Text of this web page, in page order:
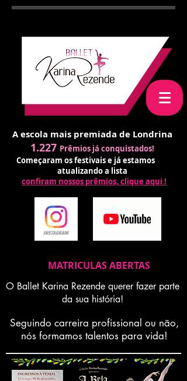
A escola mais premiada de Londrina
1.227 Prêmios já conquistados!
Começaram os festivais e já estamos
atualizando a lista
confiram nossos prêmios, clique aqui !
MATRICULAS ABERTAS
O Ballet Karina Rezende querer fazer parte
da sua história!
Seguindo carreira profissional ou não,
nós formamos talentos para vida!